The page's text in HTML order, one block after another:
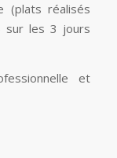
(plats réalisés
sur les 3 jours
et